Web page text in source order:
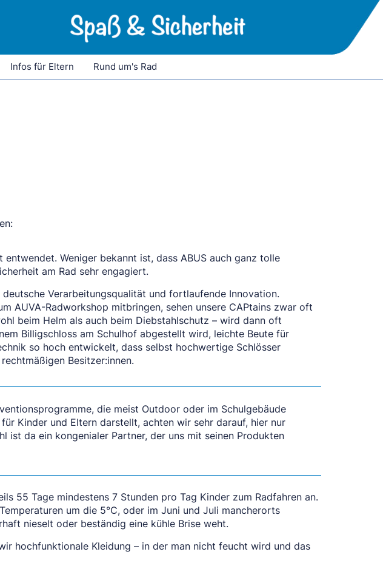
Infos für Eltern Rund um's Rad
Weniger bekannt ist, dass ABUS auch ganz tolle
am Rad sehr engagiert.
Verarbeitungsqualität und fortlaufende Innovation.
AUVA-Radworkshop mitbringen, sehen unsere CAPtains zwar oft
beim Helm als auch beim Diebstahlschutz – wird dann oft
Billigschloss am Schulhof abgestellt wird, leichte Beute für
so hoch entwickelt, dass selbst hochwertige Schlösser
Besitzer:innen.
die meist Outdoor oder im Schulgebäude
Kinder und Eltern darstellt, achten wir sehr darauf, hier nur
ist da ein kongenialer Partner, der uns mit seinen Produkten
55 Tage mindestens 7 Stunden pro Tag Kinder zum Radfahren an.
um die 5°C, oder im Juni und Juli mancherorts
nieselt oder beständig eine kühle Brise weht.
hochfunktionale Kleidung – in der man nicht feucht wird und das